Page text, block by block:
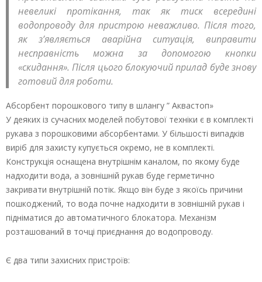
невеликі протікання, так як тиск всередині
водопроводу для пристрою неважливо. Після того,
як з’являється аварійна ситуація, виправити
несправність можна за допомогою кнопки
«скидання». Після цього блокуючий прилад буде знову
готовий для роботи.
Абсорбент порошкового типу в шлангу ” Аквастоп»
У деяких із сучасних моделей побутової техніки є в комплекті
рукава з порошковими абсорбентами. У більшості випадків
виріб для захисту купується окремо, не в комплекті.
Конструкція оснащена внутрішнім каналом, по якому буде
надходити вода, а зовнішній рукав буде герметично
закривати внутрішній потік. Якщо він буде з якоїсь причини
пошкоджений, то вода почне надходити в зовнішній рукав і
підніматися до автоматичного блокатора. Механізм
розташований в точці приєднання до водопроводу.
Є два типи захисних пристроїв: